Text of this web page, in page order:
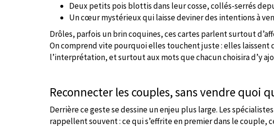
Deux petits pois blottis dans leur cosse, collés-serrés
Un cœur mystérieux qui laisse deviner des intentions à
Drôles, parfois un brin coquines, ces cartes parlent surtout
On comprend vite pourquoi elles touchent juste : elles laissent
l’interprétation, et surtout aux mots que chacun choisira d’y
Reconnecter les couples, sans vendre quoi
Derrière ce geste se dessine un enjeu plus large. Les
rappellent souvent : ce qui s’effrite en premier dans le couple,